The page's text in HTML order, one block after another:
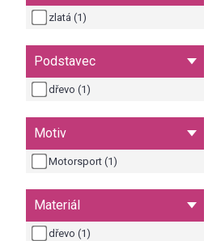
zlatá (1)
Podstavec
dřevo (1)
Motiv
Motorsport (1)
Materiál
dřevo (1)